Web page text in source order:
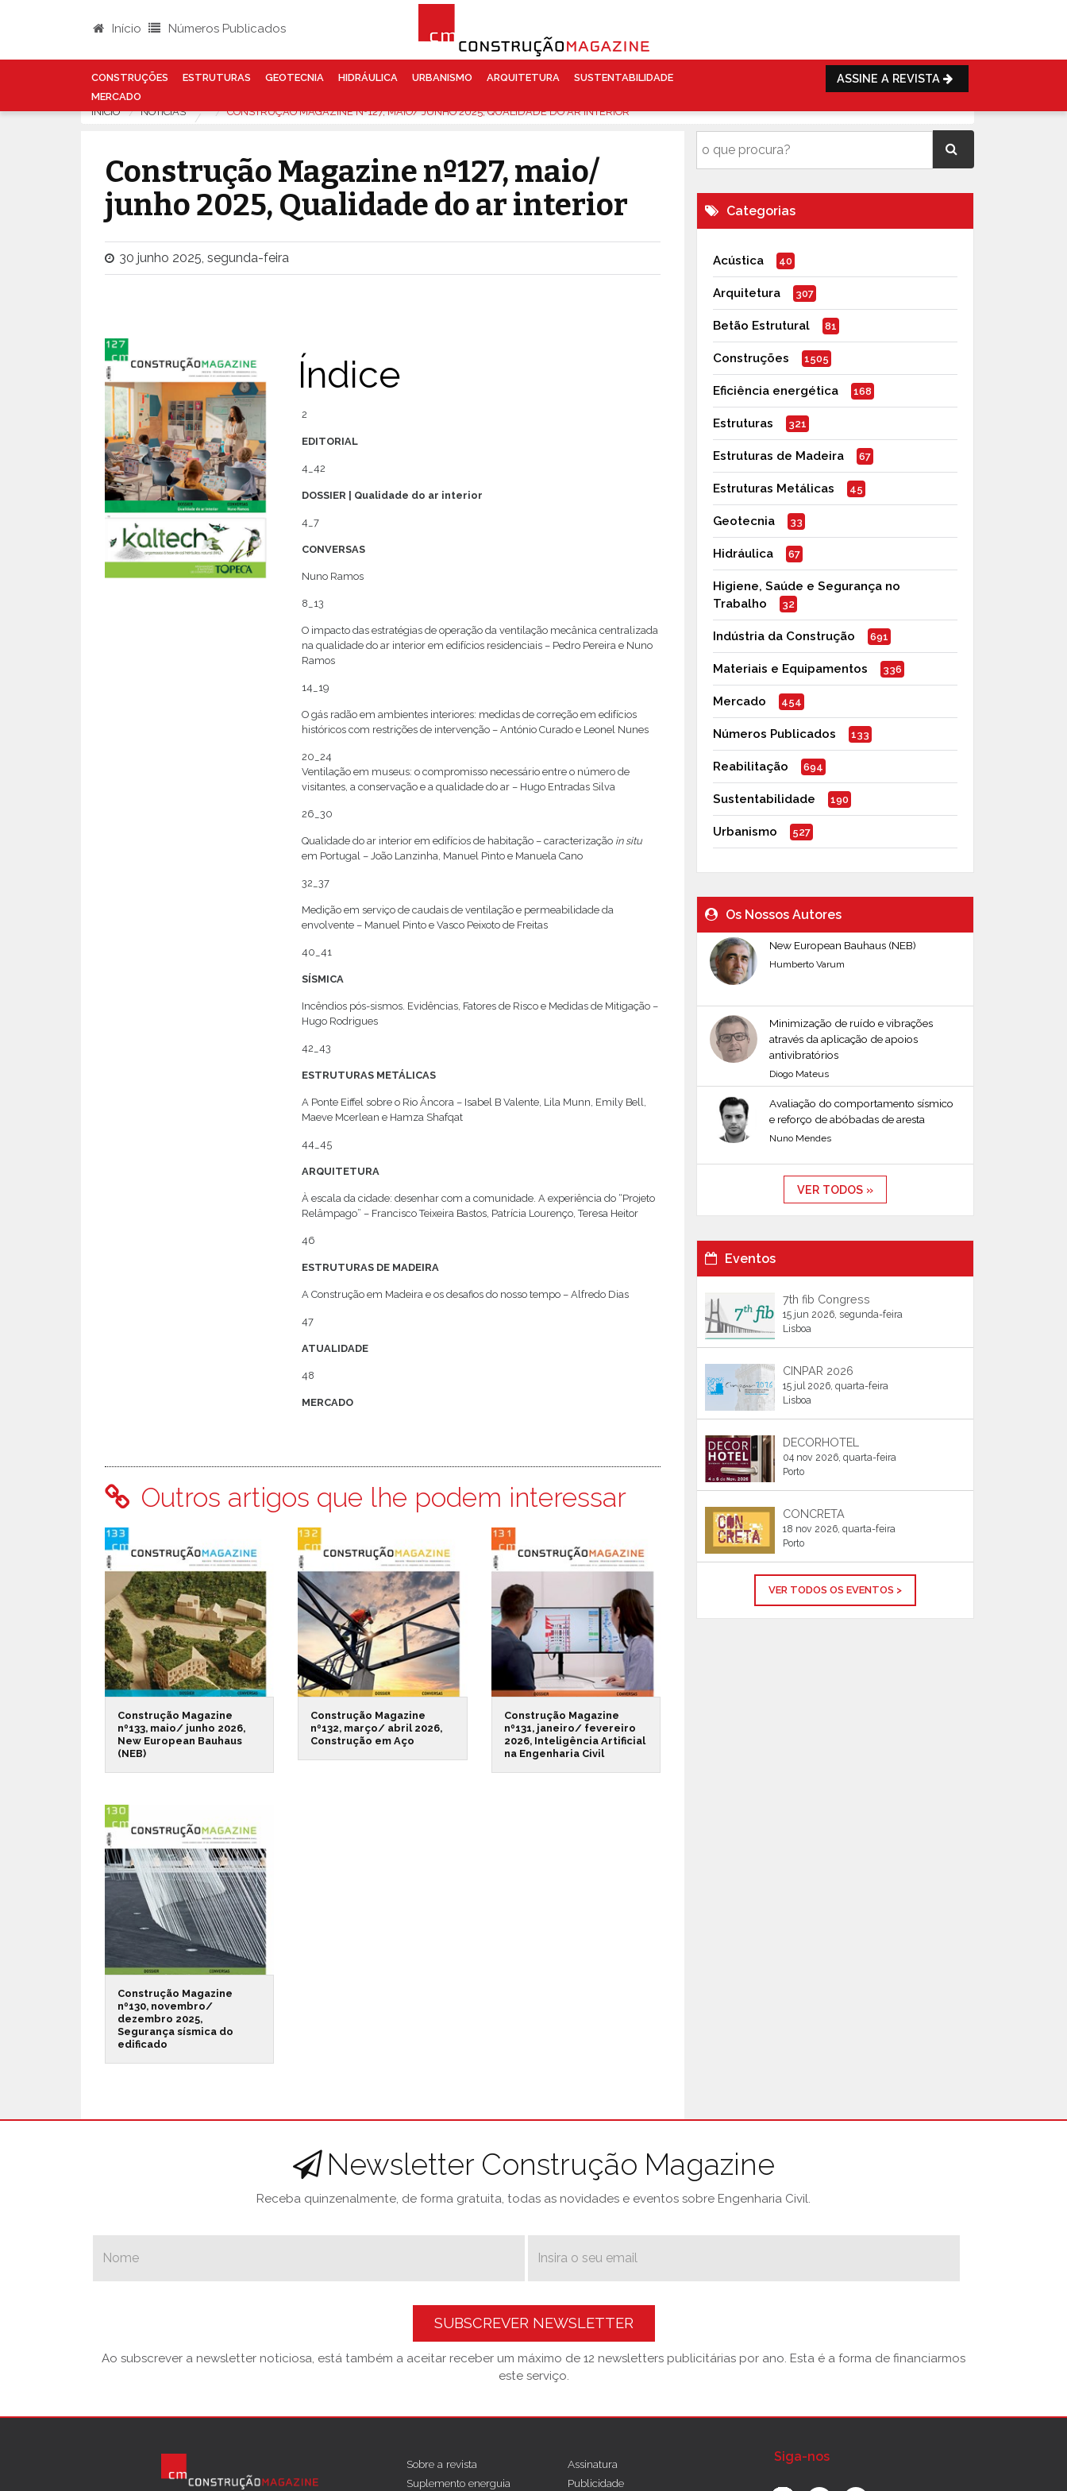
Início Números Publicados
CONSTRUÇÕES ESTRUTURAS GEOTECNIA HIDRÁULICA URBANISMO ARQUITETURA
SUSTENTABILIDADE
MERCADO
ASSINE A REVISTA
INÍCIO NOTÍCIAS CONSTRUÇÃO MAGAZINE Nº127, MAIO/ JUNHO 2025, QUALIDADE DO AR INTERIOR
Construção Magazine nº127, maio/
junho 2025, Qualidade do ar interior
30 junho 2025, segunda-feira
Índice
2
EDITORIAL
4_42
DOSSIER | Qualidade do ar interior
4_7
CONVERSAS
Nuno Ramos
8_13
O impacto das estratégias de operação da ventilação mecânica centralizada
na qualidade do ar interior em edifícios residenciais – Pedro Pereira e Nuno
Ramos
14_19
O gás radão em ambientes interiores: medidas de correção em edifícios
históricos com restrições de intervenção – António Curado e Leonel Nunes
20_24
Ventilação em museus: o compromisso necessário entre o número de
visitantes, a conservação e a qualidade do ar – Hugo Entradas Silva
26_30
Qualidade do ar interior em edifícios de habitação – caracterização in situ
em Portugal – João Lanzinha, Manuel Pinto e Manuela Cano
32_37
Medição em serviço de caudais de ventilação e permeabilidade da
envolvente – Manuel Pinto e Vasco Peixoto de Freitas
40_41
SÍSMICA
Incêndios pós-sismos. Evidências, Fatores de Risco e Medidas de Mitigação –
Hugo Rodrigues
42_43
ESTRUTURAS METÁLICAS
A Ponte Eiffel sobre o Rio Âncora – Isabel B Valente, Lila Munn, Emily Bell,
Maeve Mcerlean e Hamza Shafqat
44_45
ARQUITETURA
À escala da cidade: desenhar com a comunidade. A experiência do “Projeto
Relâmpago” – Francisco Teixeira Bastos, Patrícia Lourenço, Teresa Heitor
46
ESTRUTURAS DE MADEIRA
A Construção em Madeira e os desafios do nosso tempo – Alfredo Dias
47
ATUALIDADE
48
MERCADO
Outros artigos que lhe podem interessar
Construção Magazine
nº133, maio/ junho 2026,
New European Bauhaus
(NEB)
Construção Magazine
nº132, março/ abril 2026,
Construção em Aço
Construção Magazine
nº131, janeiro/ fevereiro
2026, Inteligência Artificial
na Engenharia Civil
Construção Magazine
nº130, novembro/
dezembro 2025,
Segurança sísmica do
edificado
Categorias
Acústica 40
Arquitetura 307
Betão Estrutural 81
Construções 1505
Eficiência energética 168
Estruturas 321
Estruturas de Madeira 67
Estruturas Metálicas 45
Geotecnia 33
Hidráulica 67
Higiene, Saúde e Segurança no
Trabalho
32
Indústria da Construção 691
Materiais e Equipamentos 336
Mercado 454
Números Publicados 133
Reabilitação 694
Sustentabilidade 190
Urbanismo 527
Os Nossos Autores
New European Bauhaus (NEB)
Humberto Varum
Minimização de ruído e vibrações
através da aplicação de apoios
antivibratórios
Diogo Mateus
Avaliação do comportamento sísmico
e reforço de abóbadas de aresta
Nuno Mendes
VER TODOS »
Eventos
7th fib Congress
15 jun 2026, segunda-feira
Lisboa
CINPAR 2026
15 jul 2026, quarta-feira
Lisboa
DECORHOTEL
04 nov 2026, quarta-feira
Porto
CONCRETA
18 nov 2026, quarta-feira
Porto
VER TODOS OS EVENTOS >
Newsletter Construção Magazine
Receba quinzenalmente, de forma gratuita, todas as novidades e eventos sobre Engenharia Civil.
SUBSCREVER NEWSLETTER
Ao subscrever a newsletter noticiosa, está também a aceitar receber um máximo de 12 newsletters publicitárias por ano. Esta é a forma de financiarmos
este serviço.
Sobre a revista
Suplemento energuia
Assinatura
Publicidade
Siga-nos